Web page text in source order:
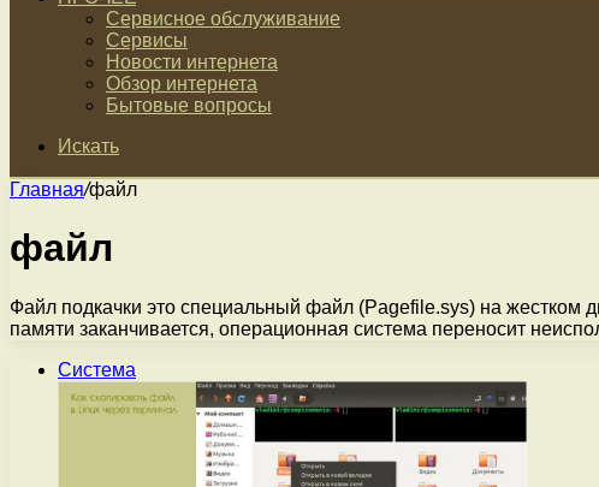
Сервисное обслуживание
Сервисы
Новости интернета
Обзор интернета
Бытовые вопросы
Искать
Главная/файл
файл
Файл подкачки это специальный файл (Pagefile.sys) на жестком
памяти заканчивается, операционная система переносит
Система